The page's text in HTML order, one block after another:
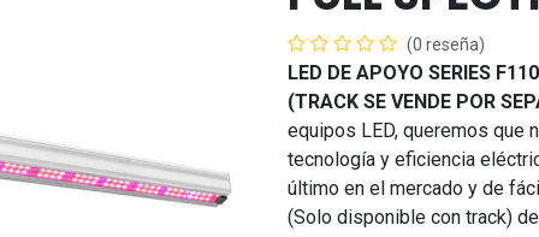
(0 reseña)
LED DE APOYO SERIES
(TRACK SE VENDE POR
equipos LED, queremos que
tecnología y eficiencia
último en el mercado y de
(Solo disponible con track)